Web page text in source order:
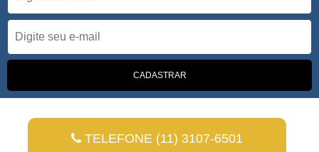
TELEFONE (11) 3107-6501